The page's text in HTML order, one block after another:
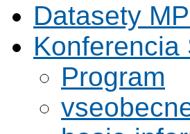
Datasety
Konferencia
Program